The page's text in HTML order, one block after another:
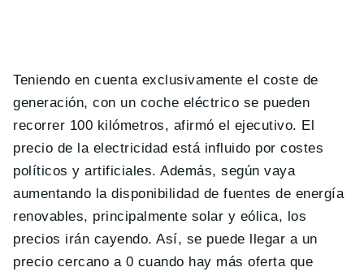
Teniendo en cuenta exclusivamente el coste de
generación, con un coche eléctrico se pueden
recorrer 100 kilómetros, afirmó el ejecutivo. El
precio de la electricidad está influido por costes
políticos y artificiales. Además, según vaya
aumentando la disponibilidad de fuentes de energía
renovables, principalmente solar y eólica, los
precios irán cayendo. Así, se puede llegar a un
precio cercano a 0 cuando hay más oferta que